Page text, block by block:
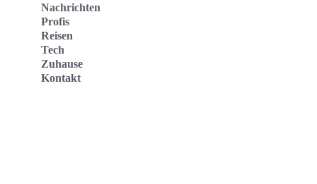
Nachrichten
Profis
Reisen
Tech
Zuhause
Kontakt